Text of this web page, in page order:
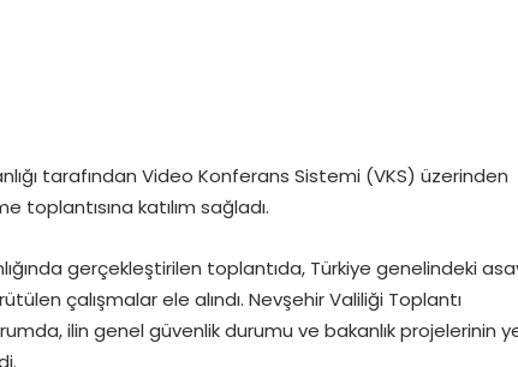
tarafından Video Konferans Sistemi (VKS) üzerinden
katılım sağladı.
gerçekleştirilen toplantıda, Türkiye genelindeki
çalışmalar ele alındı. Nevşehir Valiliği Toplantı
ilin genel güvenlik durumu ve bakanlık projelerinin